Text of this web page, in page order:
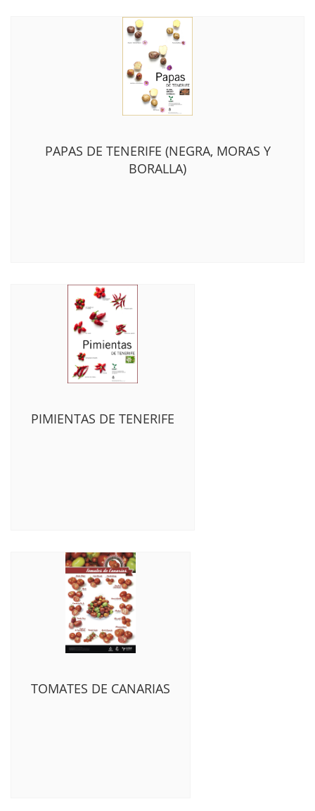
PAPAS DE TENERIFE (NEGRA, MORAS Y
BORALLA)
PIMIENTAS DE TENERIFE
TOMATES DE CANARIAS